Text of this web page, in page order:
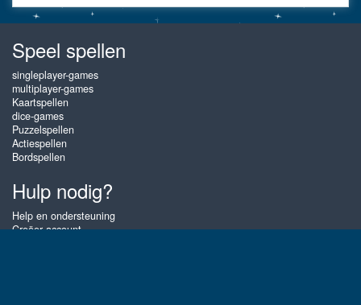
Speel spellen
singleplayer-games
multiplayer-games
Kaartspellen
dice-games
Puzzelspellen
Actiespellen
Bordspellen
Hulp nodig?
Help en ondersteuning
Creëer account